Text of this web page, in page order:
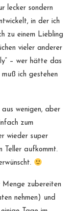
lecker sondern
in der ich
zu einem Liebling
vieler anderer
– wer hätte das
ich gestehen
wenigen, aber
zum
wieder super
Teller aufkommt.
Menge zubereiten
nehmen) und